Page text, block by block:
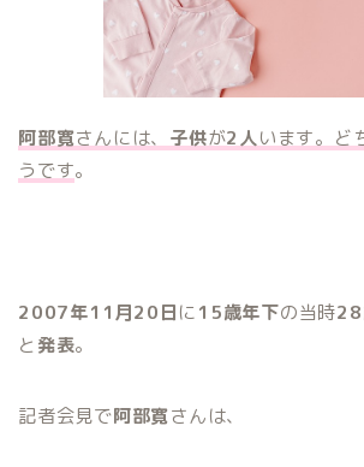
阿部寛さんには、 子供が2人います。ど
うです。
2007年11月20日に15歳年下の当時28
と 発表。
記者会見で阿部寛さんは、